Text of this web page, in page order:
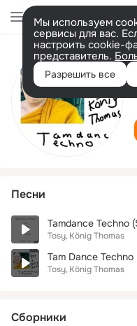
Мы используем
сервисы для вас.
настроить cookie-
представитель.
Разрешить все
Песни
Tamdance Techno
Tosy König Thomas
Tam Dance Techno
Tosy König Thomas
Сборники